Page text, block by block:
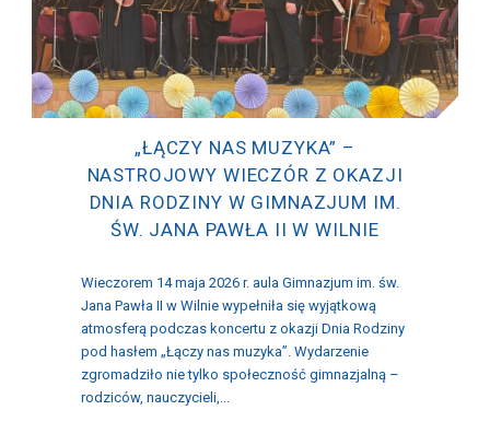
„ŁĄCZY NAS MUZYKA” –
NASTROJOWY WIECZÓR Z OKAZJI
DNIA RODZINY W GIMNAZJUM IM.
ŚW. JANA PAWŁA II W WILNIE
Wieczorem 14 maja 2026 r. aula Gimnazjum im. św.
Jana Pawła II w Wilnie wypełniła się wyjątkową
atmosferą podczas koncertu z okazji Dnia Rodziny
pod hasłem „Łączy nas muzyka”. Wydarzenie
zgromadziło nie tylko społeczność gimnazjalną –
rodziców, nauczycieli,...